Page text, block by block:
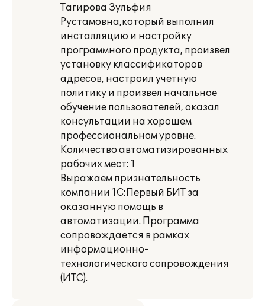
Тагирова Зульфия
Рустамовна,который выполнил
инсталляцию и настройку
программного продукта, произвел
установку классификаторов
адресов, настроил учетную
политику и произвел начальное
обучение пользователей, оказал
консультации на хорошем
профессиональном уровне.
Количество автоматизированных
рабочих мест: 1
Выражаем признательность
компании 1С:Первый БИТ за
оказанную помощь в
автоматизации. Программа
сопровождается в рамках
информационно-
технологического сопровождения
(ИТС).